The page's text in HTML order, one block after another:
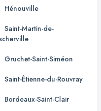
Hénouville
Saint-Martin-de-
Gruchet-Saint-Siméon
Saint-Étienne-du-Rouvray
Bordeaux-Saint-Clair